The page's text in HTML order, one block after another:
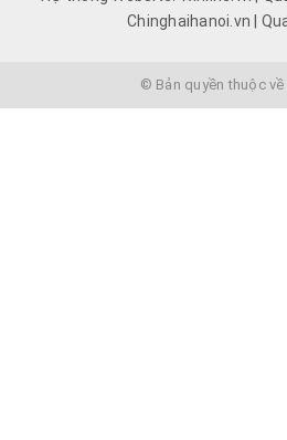
Chinghaihanoi.vn |
© Bản quyền thuộc về